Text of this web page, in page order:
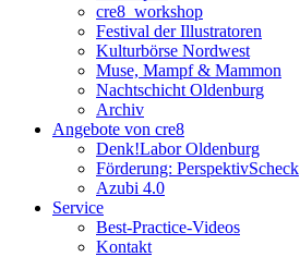
cre8_workshop
Festival der Illustratoren
Kulturbörse Nordwest
Muse, Mampf & Mammon
Nachtschicht Oldenburg
Archiv
Angebote von cre8
Denk!Labor Oldenburg
Förderung: PerspektivScheck
Azubi 4.0
Service
Best-Practice-Videos
Kontakt